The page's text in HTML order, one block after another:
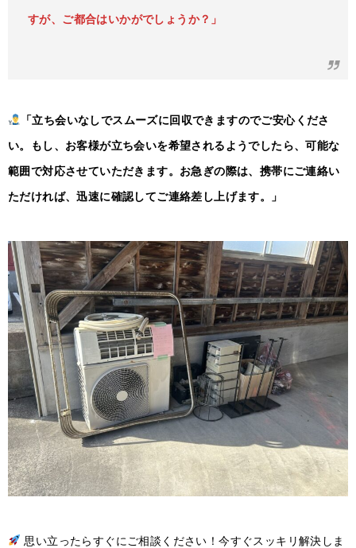
すが、ご都合はいかがでしょうか？」
「立ち会いなしでスムーズに回収できますのでご安心くださ
い。もし、お客様が立ち会いを希望されるようでしたら、可能な
範囲で対応させていただきます。お急ぎの際は、携帯にご連絡い
ただければ、迅速に確認してご連絡差し上げます。」
思い立ったらすぐにご相談ください！今すぐスッキリ解決しま